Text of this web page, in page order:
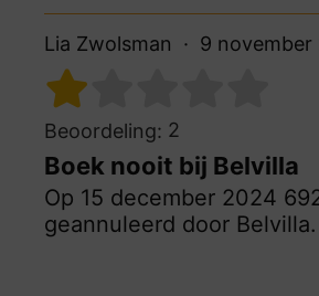
Lia Zwolsman 9 november
Beoordeling: 2
Boek nooit bij Belvilla
Op 15 december 2024
geannuleerd door